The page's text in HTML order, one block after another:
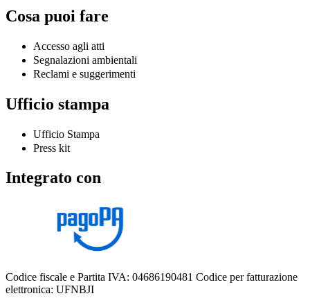
Cosa puoi fare
Accesso agli atti
Segnalazioni ambientali
Reclami e suggerimenti
Ufficio stampa
Ufficio Stampa
Press kit
Integrato con
Codice fiscale e Partita IVA: 04686190481 Codice per fatturazione
elettronica: UFNBJI